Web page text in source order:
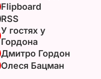
Flipboard
RSS
У гостях у
Гордона
Дмитро Гордон
Олеся Бацман